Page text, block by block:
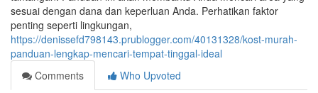
sesuai dengan dana dan keperluan Anda. Perhatikan faktor
penting seperti lingkungan,
https://denissefd798143.prublogger.com/40131328/kost-murah-
panduan-lengkap-mencari-tempat-tinggal-ideal
Comments
Who Upvoted